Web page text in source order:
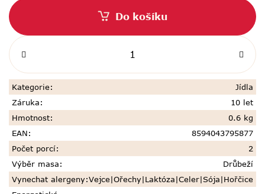
Do košíku
Kategorie:
Jídla
Záruka:
10 let
Hmotnost:
0.6 kg
EAN:
8594043795877
Počet porcí:
2
Výběr masa:
Drůbeží
Vynechat alergeny:Vejce|Ořechy|Laktóza|Celer|Sója|Hořčice